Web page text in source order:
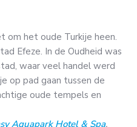
om het oude Turkije heen.
Efeze. In de Oudheid was
waar veel handel werd
op pad gaan tussen de
oude tempels en
Aquapark Hotel & Spa.